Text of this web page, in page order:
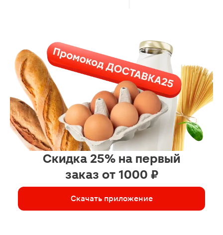
Скидка 25% на первый
заказ от 1000 ₽
Скачать приложение